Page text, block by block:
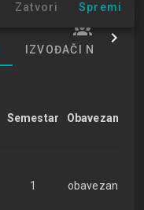
IZVOĐAČI NASTAVE
Semestar Obavezan
1 obavezan
Zatvori Spremi